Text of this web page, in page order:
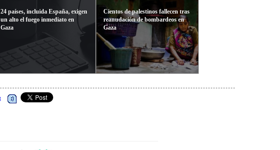
24 países, incluida España, exigen
un alto el fuego inmediato en
Gaza
Cientos de palestinos fallecen tras
reanudación de bombardeos en
Gaza